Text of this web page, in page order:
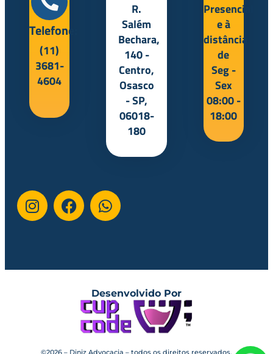
Telefone:
(11)
3681-
4604
R.
Salém
Bechara,
140 -
Centro,
Osasco
- SP,
06018-
180
Presencial
e à
distância
de
Seg -
Sex
08:00 -
18:00
©2026 – Diniz Advocacia – todos os direitos reservados.
Desenvolvido Por